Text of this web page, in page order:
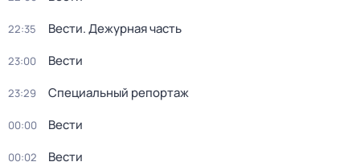
22:35 Вести. Дежурная часть
23:00 Вести
23:29 Специальный репортаж
00:00 Вести
00:02 Вести